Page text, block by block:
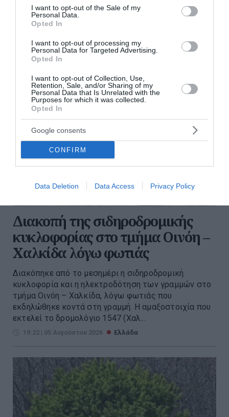
consent section.
I want to opt-out of the Sale of my
Personal Data.
Opted In
I want to opt-out of processing my
Personal Data for Targeted Advertising.
Opted In
I want to opt-out of Collection, Use,
Retention, Sale, and/or Sharing of my
Personal Data that Is Unrelated with the
Purposes for which it was collected.
Opted In
Google consents
CONFIRM
Data Deletion Data Access Privacy Policy
διαβάστε επίσης
περισσότερες ειδήσεις από το lykavitos.gr
Διακοπή της σιδηροδρομικής
κυκλοφορίας στο τμήμα Οινόη –
Χαλκίδα λόγω φωτιάς
Διακόπηκε από το μεσημέρι η σιδηροδρομική
κυκλοφορία και η ηλεκτροδότηση των γραμμών στο
τμήμα Οινόη – Χαλκίδα, λόγω φωτιάς που
εκδηλώθηκε κοντά στη γραμμή. Η αμαξοστοιχία που
εκτελεί το δρομολόγιο 1547 (Χαλ...
19:22 | 05 Αυγούστου 2026 Ελλάδα